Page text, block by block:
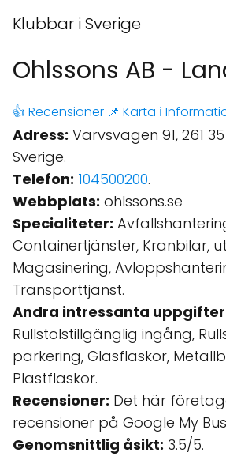
Klubbar i Sverige
Ohlssons AB -
👍 Recensioner 📌 Karta ℹ️
Adress: Varvsvägen 91, 261
Sverige.
Telefon: 104500200.
Webbplats: ohlssons.se
Specialiteter:
Containertjänster, Kranbilar,
Magasinering,
Transporttjänst.
Andra intressanta
Rullstolstillgänglig ingång,
parkering, Glasflaskor,
Plastflaskor.
Recensioner: Det här
recensioner på Google My
Genomsnittlig åsikt: 3.5/5.